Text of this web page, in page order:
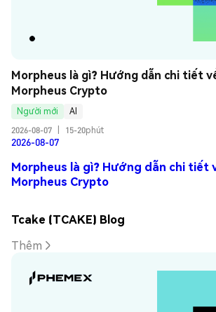
Morpheus là gì? Hướng dẫn chi tiết
Morpheus Crypto
Người mới
AI
2026-08-07
15-20phút
2026-08-07
Morpheus là gì? Hướng dẫn chi tiết
Morpheus Crypto
Tcake (TCAKE) Blog
Thêm